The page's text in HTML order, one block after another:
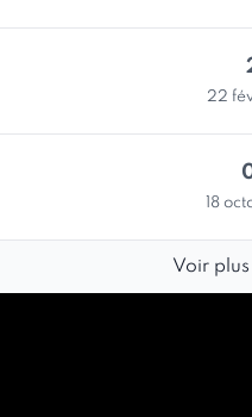
22
18
Voir